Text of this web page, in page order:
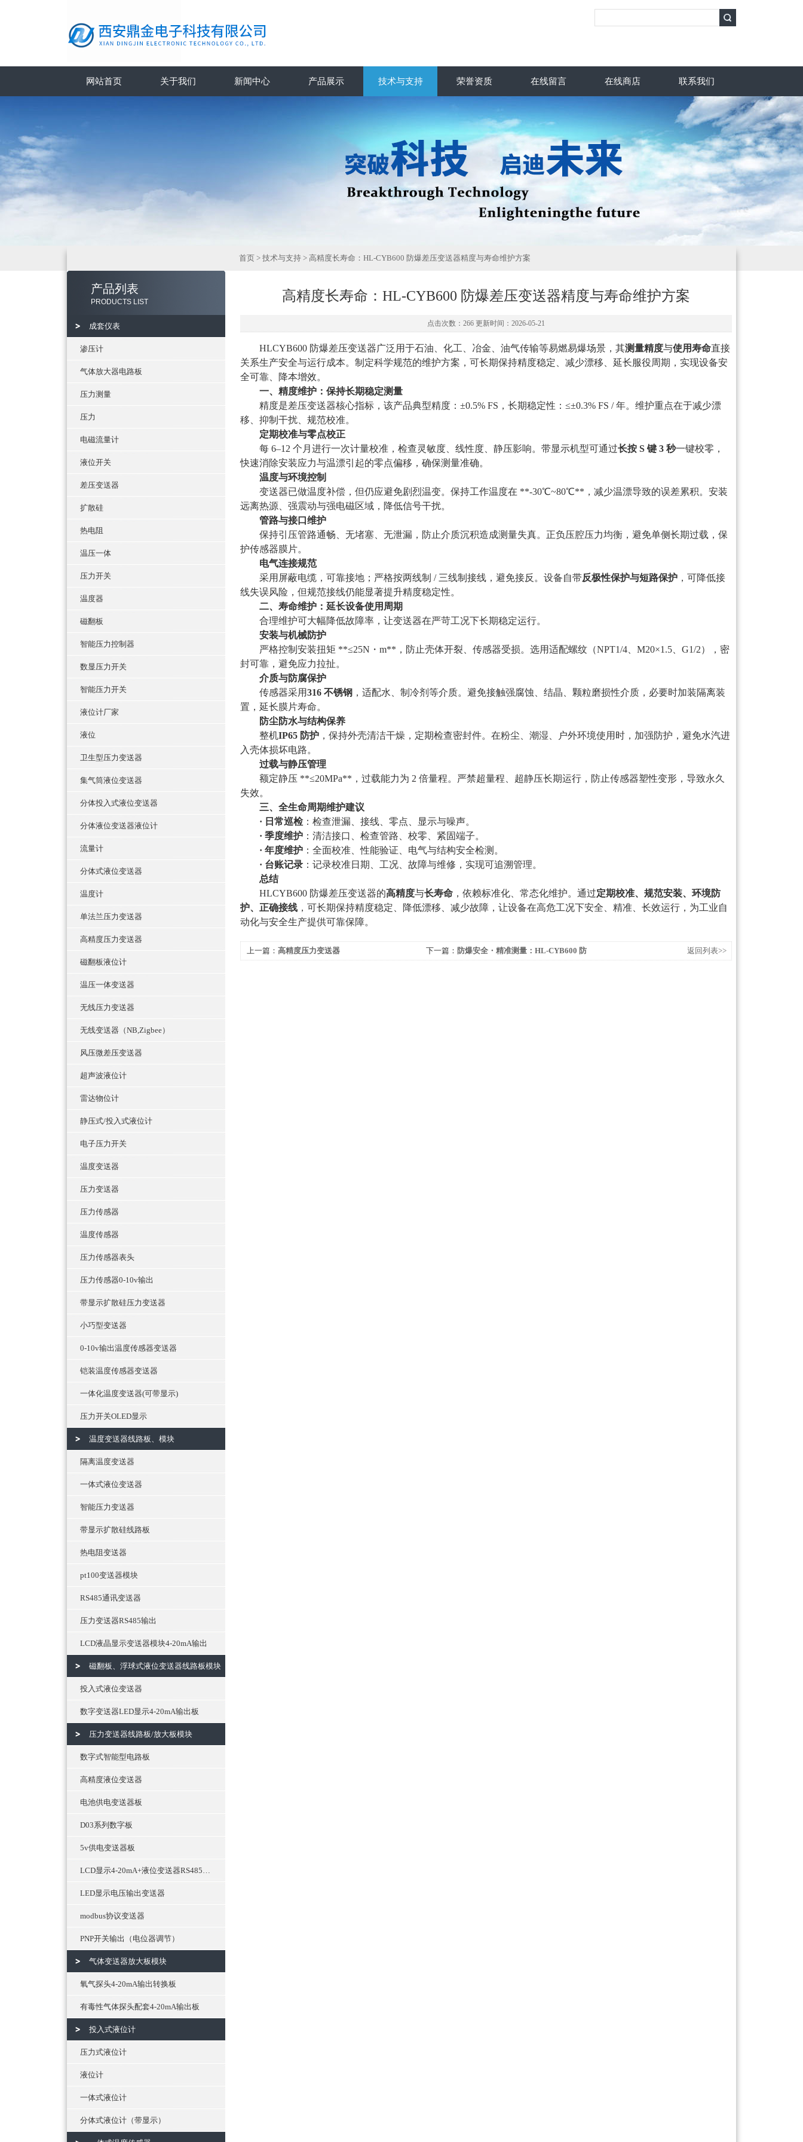
网站首页 关于我们 新闻中心 产品展示 技术与支持 荣誉资质 在线留言 在线商店 联系我们
产品列表
PRODUCTS LIST
成套仪表
渗压计
气体放大器电路板
压力测量
压力
电磁流量计
液位开关
差压变送器
扩散硅
热电阻
温压一体
压力开关
温度器
磁翻板
智能压力控制器
数显压力开关
智能压力开关
液位计厂家
液位
卫生型压力变送器
集气筒液位变送器
分体投入式液位变送器
分体液位变送器液位计
流量计
分体式液位变送器
温度计
单法兰压力变送器
高精度压力变送器
磁翻板液位计
温压一体变送器
无线压力变送器
无线变送器（NB,Zigbee）
风压微差压变送器
超声波液位计
雷达物位计
静压式/投入式液位计
电子压力开关
温度变送器
压力变送器
压力传感器
温度传感器
压力传感器表头
压力传感器0-10v输出
带显示扩散硅压力变送器
小巧型变送器
0-10v输出温度传感器变送器
铠装温度传感器变送器
一体化温度变送器(可带显示)
压力开关OLED显示
温度变送器线路板、模块
隔离温度变送器
一体式液位变送器
智能压力变送器
带显示扩散硅线路板
热电阻变送器
pt100变送器模块
RS485通讯变送器
压力变送器RS485输出
LCD液晶显示变送器模块4-20mA输出
磁翻板、浮球式液位变送器线路板模块
投入式液位变送器
数字变送器LED显示4-20mA输出板
压力变送器线路板/放大板模块
数字式智能型电路板
高精度液位变送器
电池供电变送器板
D03系列数字板
5v供电变送器板
LCD显示4-20mA+液位变送器RS485通讯输出
LED显示电压输出变送器
modbus协议变送器
PNP开关输出（电位器调节）
气体变送器放大板模块
氧气探头4-20mA输出转换板
有毒性气体探头配套4-20mA输出板
投入式液位计
压力式液位计
液位计
一体式液位计
分体式液位计（带显示）
首页 > 技术与支持 > 高精度长寿命：HL‑CYB600 防爆差压变送器精度与寿命维护方案
高精度长寿命：HL‑CYB600 防爆差压变送器精度与寿命维护方案
点击次数：266 更新时间：2026-05-21
HLCYB600 防爆差压变送器广泛用于石油、化工、冶金、油气传输等易燃易爆场景，其测量精度与使用寿命直接
关系生产安全与运行成本。制定科学规范的维护方案，可长期保持精度稳定、减少漂移、延长服役周期，实现设备安
全可靠、降本增效。
一、精度维护：保持长期稳定测量
精度是差压变送器核心指标，该产品典型精度 ： ±0.5% FS，长期稳定性 ： ≤±0.3% FS / 年。维护重点在于减少漂
移、抑制干扰、规范校准。
定期校准与零点校正
每 6–12 个月进行一次计量校准，检查灵敏度、线性度、静压影响。带显示机型可通过长按 S 键 3 秒一键校零，
快速消除安装应力与温漂引起的零点偏移，确保测量准确。
温度与环境控制
变送器已做温度补偿，但仍应避免剧烈温变。保持工作温度在 **-30℃~80℃**，减少温漂导致的误差累积。安装
远离热源、强震动与强电磁区域，降低信号干扰。
管路与接口维护
保持引压管路通畅、无堵塞、无泄漏，防止介质沉积造成测量失真。正负压腔压力均衡，避免单侧长期过载，保
护传感器膜片。
电气连接规范
采用屏蔽电缆，可靠接地；严格按两线制 / 三线制接线，避免接反。设备自带反极性保护与短路保护 ，可降低接
线失误风险，但规范接线仍能显著提升精度稳定性。
二、寿命维护：延长设备使用周期
合理维护可大幅降低故障率，让变送器在严苛工况下长期稳定运行。
安装与机械防护
严格控制安装扭矩 **≤25N・m**，防止壳体开裂、传感器受损。选用适配螺纹（NPT1/4、M20×1.5、G1/2），密
封可靠，避免应力拉扯。
介质与防腐保护
传感器采用316 不锈钢 ，适配水、制冷剂等介质。避免接触强腐蚀、结晶、颗粒磨损性介质，必要时加装隔离装
置，延长膜片寿命。
防尘防水与结构保养
整机IP65 防护 ，保持外壳清洁干燥，定期检查密封件。在粉尘、潮湿、户外环境使用时，加强防护，避免水汽进
入壳体损坏电路。
过载与静压管理
额定静压 **≤20MPa**，过载能力为 2 倍量程。严禁超量程、超静压长期运行，防止传感器塑性变形，导致永久
失效。
三、全生命周期维护建议
· 日常巡检：检查泄漏、接线、零点、显示与噪声。
· 季度维护 ：清洁接口、检查管路、校零、紧固端子。
· 年度维护 ：全面校准、性能验证、电气与结构安全检测。
· 台账记录 ：记录校准日期、工况、故障与维修，实现可追溯管理。
总结
HLCYB600 防爆差压变送器的高精度与长寿命 ，依赖标准化、常态化维护。通过定期校准、规范安装、环境防
护、正确接线 ，可长期保持精度稳定、降低漂移、减少故障，让设备在高危工况下安全、精准、长效运行，为工业自
动化与安全生产提供可靠保障。
上一篇： 高精度压力变送器 下一篇： 防爆安全・精准测量：HL‑CYB600 防
返回列表>>